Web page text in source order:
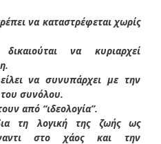
να καταστρέφεται χωρίς
να κυριαρχεί
να συνυπάρχει με την
συνόλου.
από “ιδεολογία”.
τη λογική της ζωής ως
στο χάος και την